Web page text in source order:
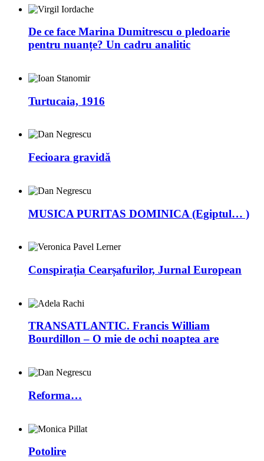
De ce face Marina Dumitrescu o pledoarie
pentru nuanțe? Un cadru analitic
Turtucaia, 1916
Fecioara gravidă
MUSICA PURITAS DOMINICA (Egiptul… )
Conspirația Cearșafurilor, Jurnal European
TRANSATLANTIC. Francis William
Bourdillon – O mie de ochi noaptea are
Reforma…
Potolire